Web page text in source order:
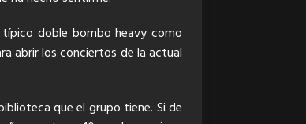
doble bombo heavy como
abrir los conciertos de la actual
que el grupo tiene. Si de